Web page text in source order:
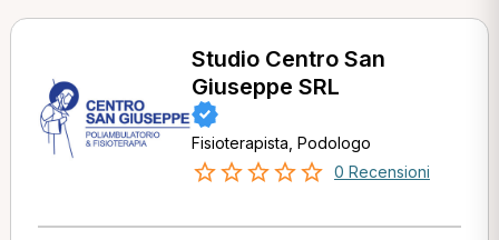
Studio Centro San
Giuseppe SRL
Fisioterapista, Podologo
0 Recensioni